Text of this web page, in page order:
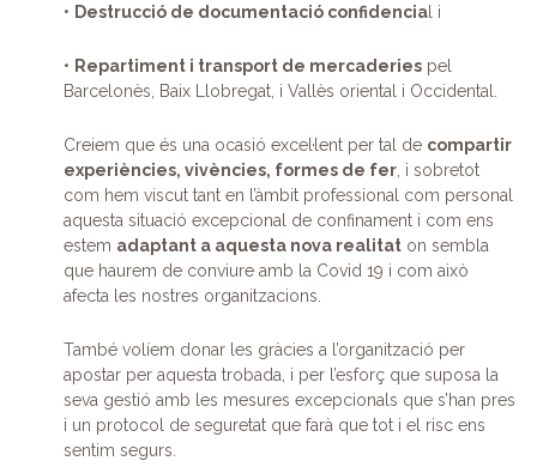
• Destrucció de documentació confidencial i
• Repartiment i transport de mercaderiespel
Barcelonès, Baix Llobregat, i Vallès oriental i Occidental.
Creiem que és una ocasió excel·lent per tal de compartir
experiències, vivències, formes de fer, i sobretot
com hem viscut tant en l’àmbit professional com personal
aquesta situació excepcional de confinament i com ens
estem adaptant a aquesta nova realitaton sembla
que haurem de conviure amb la Covid 19 i com això
afecta les nostres organitzacions.
També volíem donar les gràcies a l’organització per
apostar per aquesta trobada, i per l’esforç que suposa la
seva gestió amb les mesures excepcionals que s’han pres
i un protocol de seguretat que farà que tot i el risc ens
sentim segurs.